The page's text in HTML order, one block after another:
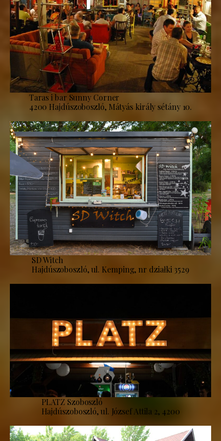
Taras i bar Sunny Corner
4200 Hajdúszoboszló, Mátyás király sétány 10.
SD Witch
Hajdúszoboszló, ul. Kemping, nr działki 3529
PLATZ Szoboszló
Hajdúszoboszló, ul. József Attila 2, 4200